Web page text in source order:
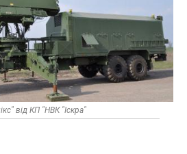
від КП "НВК "Іскра"